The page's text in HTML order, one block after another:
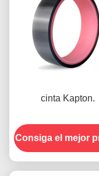
cinta Kapton.
Consiga el mejor